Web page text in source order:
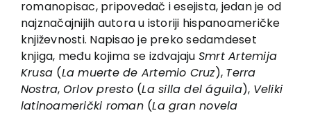
Books
In preparation
Sale
Authors
News
romanopisac, pripovedač i esejista, jedan je od
najznačajnijih autora u istoriji hispanoameričke
književnosti. Napisao je preko sedamdeset
knjiga, među kojima se izdvajaju Smrt Artemija
Krusa (La muerte de Artemio Cruz), Terra
Nostra, Orlov presto (La silla del águila), Veliki
latinoamerički roman (La gran novela